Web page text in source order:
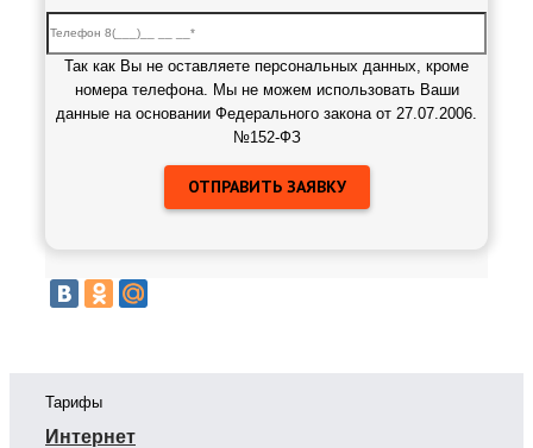
Так как Вы не оставляете персональных данных, кроме
номера телефона. Мы не можем использовать Ваши
данные на основании Федерального закона от 27.07.2006.
№152-ФЗ
Тарифы
Интернет